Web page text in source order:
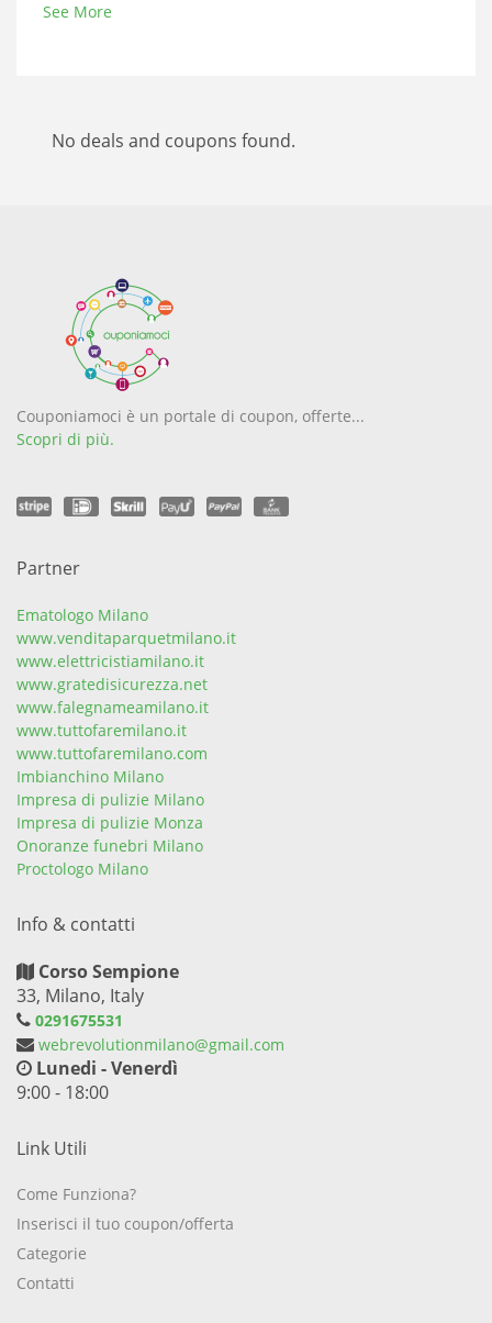
See More
No deals and coupons found.
Couponiamoci è un portale di coupon, offerte...
Scopri di più.
Partner
Ematologo Milano
www.venditaparquetmilano.it
www.elettricistiamilano.it
www.gratedisicurezza.net
www.falegnameamilano.it
www.tuttofaremilano.it
www.tuttofaremilano.com
Imbianchino Milano
Impresa di pulizie Milano
Impresa di pulizie Monza
Onoranze funebri Milano
Proctologo Milano
Info & contatti
Corso Sempione
33, Milano, Italy
0291675531
webrevolutionmilano@gmail.com
Lunedi - Venerdì
9:00 - 18:00
Link Utili
Come Funziona?
Inserisci il tuo coupon/offerta
Categorie
Contatti